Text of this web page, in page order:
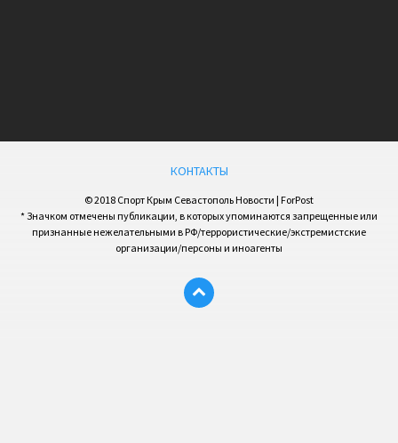
КОНТАКТЫ
© 2018 Спорт Крым Севастополь Новости | ForPost
* Значком отмечены публикации, в которых упоминаются запрещенные или
признанные нежелательными в РФ/террористические/экстремистские
организации/персоны и иноагенты